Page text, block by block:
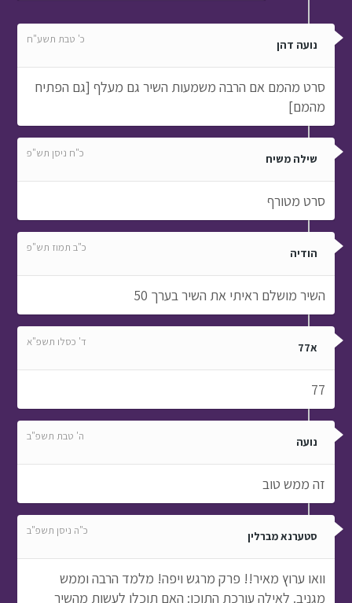
נועה דהן כ' טבת תשע"ח
סרט מהמם אם הרבה משמעות השיר גם מעלף [גם הפתיח
מהמם]
שילה משיח כ"ח ניסן תש"פ
סרט מטורף
הודיה כ"ב תמוז תש"פ
השיר מושלם ראיתי את השיר בערך 50
א77 ד' כסלו תשפ"א
77
נועה ה' טבת תשפ"ב
זה ממש טוב
סטערנא מברלין כ"ה ניסן תשפ"ב
וואו ערוץ מאיר!! פרק מרגש ויפה! מלמד הרבה וממש
מגניב. לאילה עורכת התוכן: האם תוכלו לעשות מהשיר